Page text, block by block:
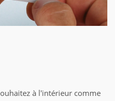
à l'intérieur comme